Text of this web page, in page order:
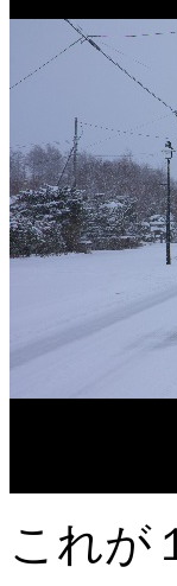
これが